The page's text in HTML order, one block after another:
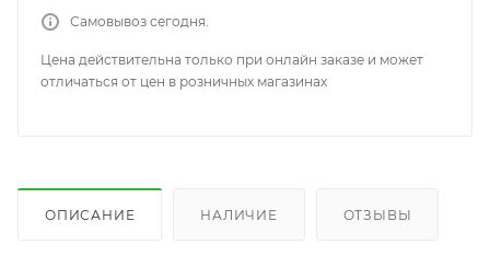
Самовывоз сегодня.
Цена действительна только при онлайн заказе и может
отличаться от цен в розничных магазинах
ОПИСАНИЕ НАЛИЧИЕ ОТЗЫВЫ